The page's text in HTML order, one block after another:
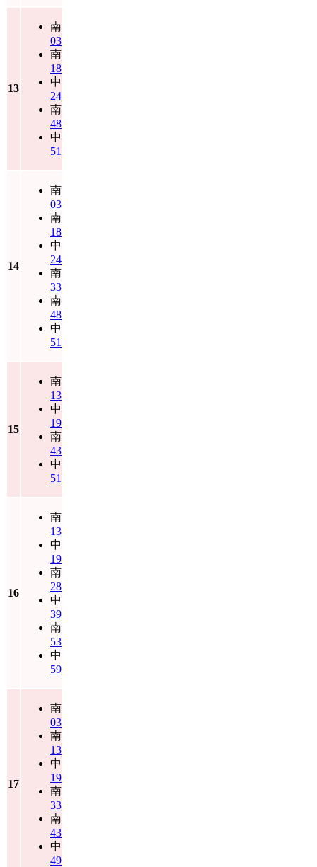
13
南
03
南
18
中
24
南
48
中
51
14
南
03
南
18
中
24
南
33
南
48
中
51
15
南
13
中
19
南
43
中
51
16
南
13
中
19
南
28
中
39
南
53
中
59
17
南
03
南
13
中
19
南
33
南
43
中
49